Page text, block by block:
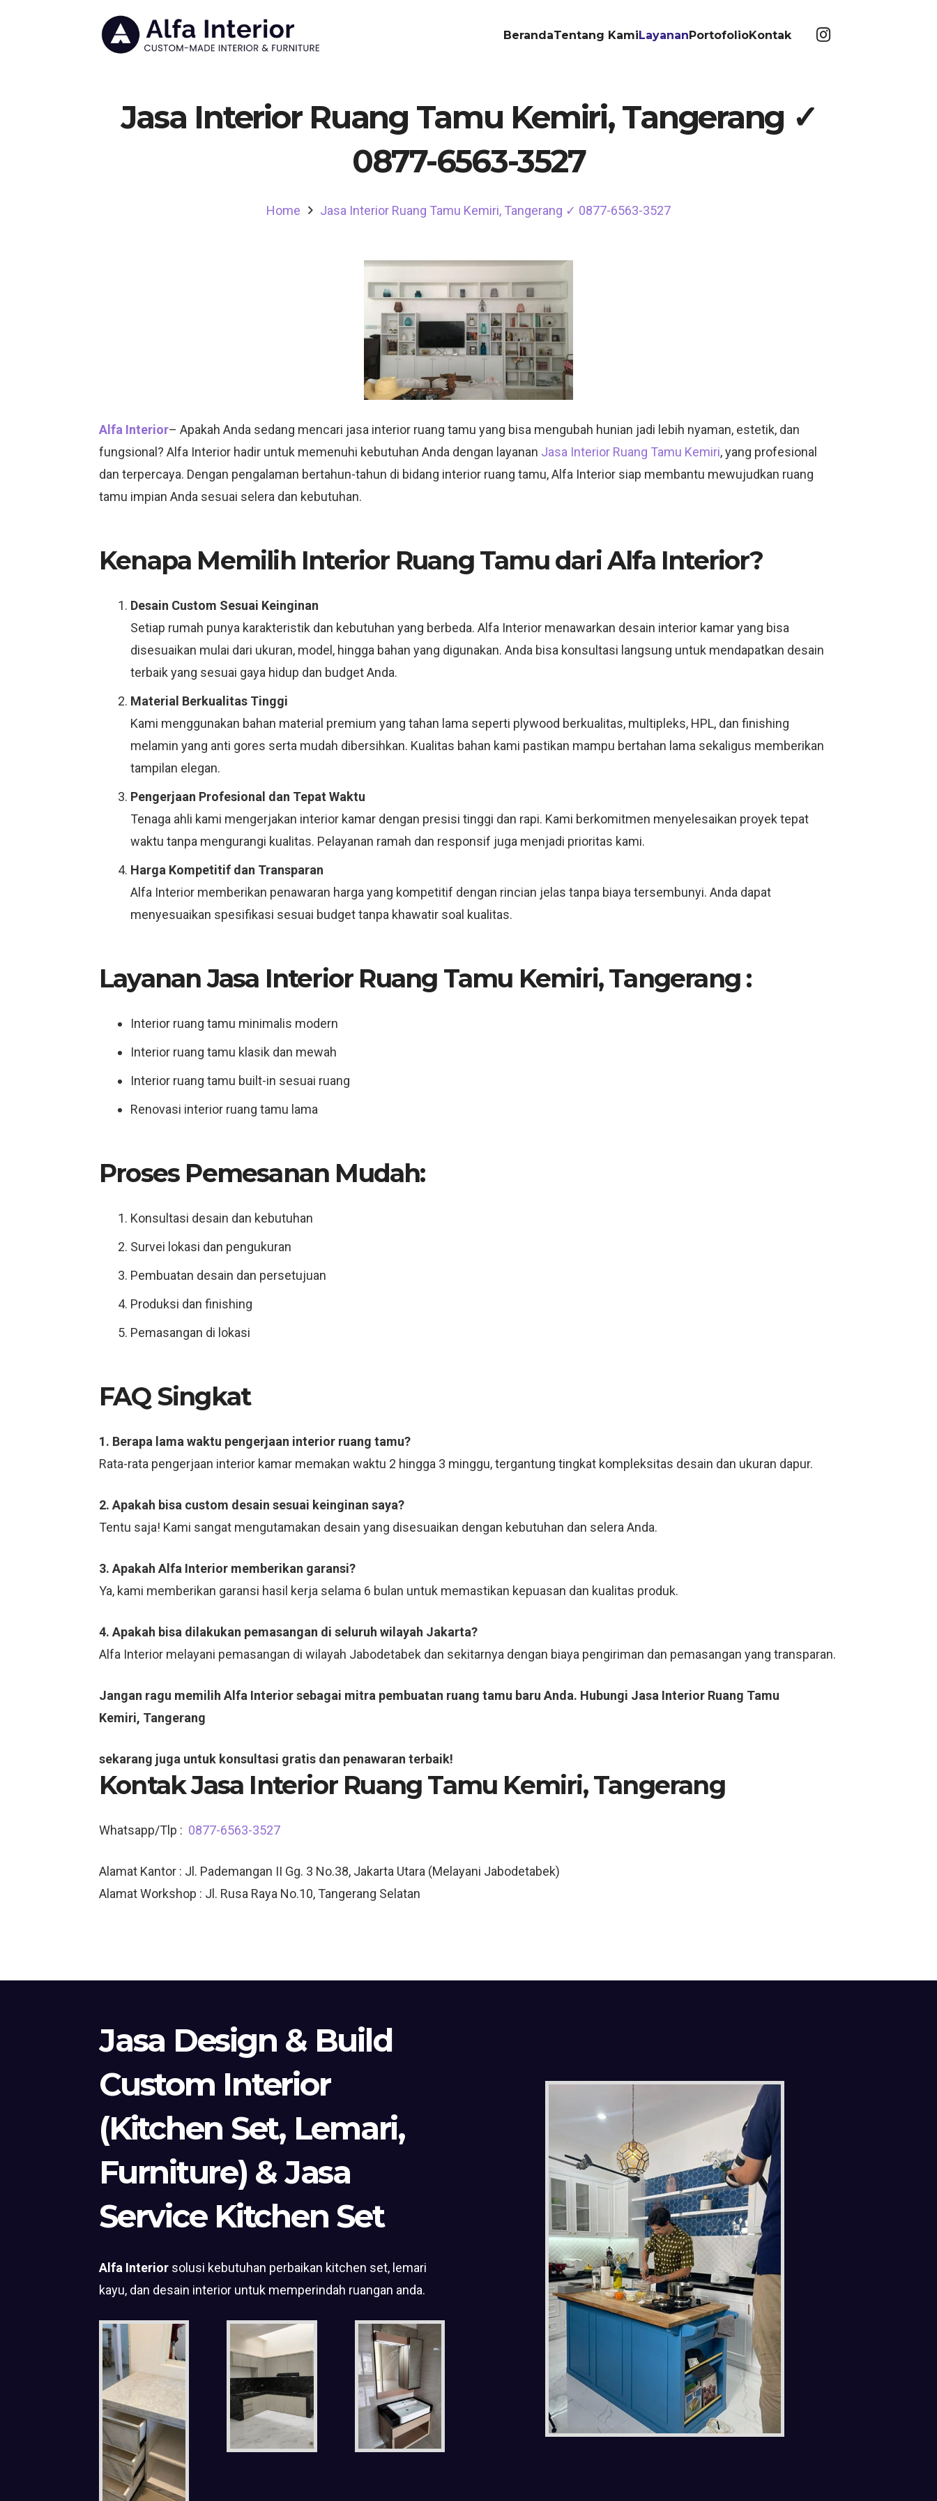
BerandaTentang KamiLayananPortofolioKontak
Jasa Interior Ruang Tamu Kemiri, Tangerang ✓
0877-6563-3527
Home Jasa Interior Ruang Tamu Kemiri, Tangerang ✓ 0877-6563-3527
Alfa Interior– Apakah Anda sedang mencari jasa interior ruang tamu yang bisa mengubah hunian jadi lebih nyaman, estetik, dan
fungsional? Alfa Interior hadir untuk memenuhi kebutuhan Anda dengan layanan Jasa Interior Ruang Tamu Kemiri, yang profesional
dan terpercaya. Dengan pengalaman bertahun-tahun di bidang interior ruang tamu, Alfa Interior siap membantu mewujudkan ruang
tamu impian Anda sesuai selera dan kebutuhan.
Kenapa Memilih Interior Ruang Tamu dari Alfa Interior?
Desain Custom Sesuai Keinginan
Setiap rumah punya karakteristik dan kebutuhan yang berbeda. Alfa Interior menawarkan desain interior kamar yang bisa
disesuaikan mulai dari ukuran, model, hingga bahan yang digunakan. Anda bisa konsultasi langsung untuk mendapatkan desain
terbaik yang sesuai gaya hidup dan budget Anda.
Material Berkualitas Tinggi
Kami menggunakan bahan material premium yang tahan lama seperti plywood berkualitas, multipleks, HPL, dan finishing
melamin yang anti gores serta mudah dibersihkan. Kualitas bahan kami pastikan mampu bertahan lama sekaligus memberikan
tampilan elegan.
Pengerjaan Profesional dan Tepat Waktu
Tenaga ahli kami mengerjakan interior kamar dengan presisi tinggi dan rapi. Kami berkomitmen menyelesaikan proyek tepat
waktu tanpa mengurangi kualitas. Pelayanan ramah dan responsif juga menjadi prioritas kami.
Harga Kompetitif dan Transparan
Alfa Interior memberikan penawaran harga yang kompetitif dengan rincian jelas tanpa biaya tersembunyi. Anda dapat
menyesuaikan spesifikasi sesuai budget tanpa khawatir soal kualitas.
Layanan Jasa Interior Ruang Tamu Kemiri,Tangerang :
Interior ruang tamu minimalis modern
Interior ruang tamu klasik dan mewah
Interior ruang tamu built-in sesuai ruang
Renovasi interior ruang tamu lama
Proses Pemesanan Mudah:
Konsultasi desain dan kebutuhan
Survei lokasi dan pengukuran
Pembuatan desain dan persetujuan
Produksi dan finishing
Pemasangan di lokasi
FAQ Singkat
1. Berapa lama waktu pengerjaan interior ruang tamu?
Rata-rata pengerjaan interior kamar memakan waktu 2 hingga 3 minggu, tergantung tingkat kompleksitas desain dan ukuran dapur.
2. Apakah bisa custom desain sesuai keinginan saya?
Tentu saja! Kami sangat mengutamakan desain yang disesuaikan dengan kebutuhan dan selera Anda.
3. Apakah Alfa Interior memberikan garansi?
Ya, kami memberikan garansi hasil kerja selama 6 bulan untuk memastikan kepuasan dan kualitas produk.
4. Apakah bisa dilakukan pemasangan di seluruh wilayah Jakarta?
Alfa Interior melayani pemasangan di wilayah Jabodetabek dan sekitarnya dengan biaya pengiriman dan pemasangan yang transparan.
Jangan ragu memilih Alfa Interior sebagai mitra pembuatan ruang tamu baru Anda. Hubungi Jasa Interior Ruang Tamu
Kemiri, Tangerang
sekarang juga untuk konsultasi gratis dan penawaran terbaik!
Kontak Jasa Interior Ruang Tamu Kemiri,Tangerang
Whatsapp/Tlp : 0877-6563-3527
Alamat Kantor : Jl. Pademangan II Gg. 3 No.38, Jakarta Utara (Melayani Jabodetabek)
Alamat Workshop : Jl. Rusa Raya No.10, Tangerang Selatan
Jasa Design & Build
Custom Interior
(Kitchen Set, Lemari,
Furniture) & Jasa
Service Kitchen Set
Alfa Interior solusi kebutuhan perbaikan kitchen set, lemari
kayu, dan desain interior untuk memperindah ruangan anda.